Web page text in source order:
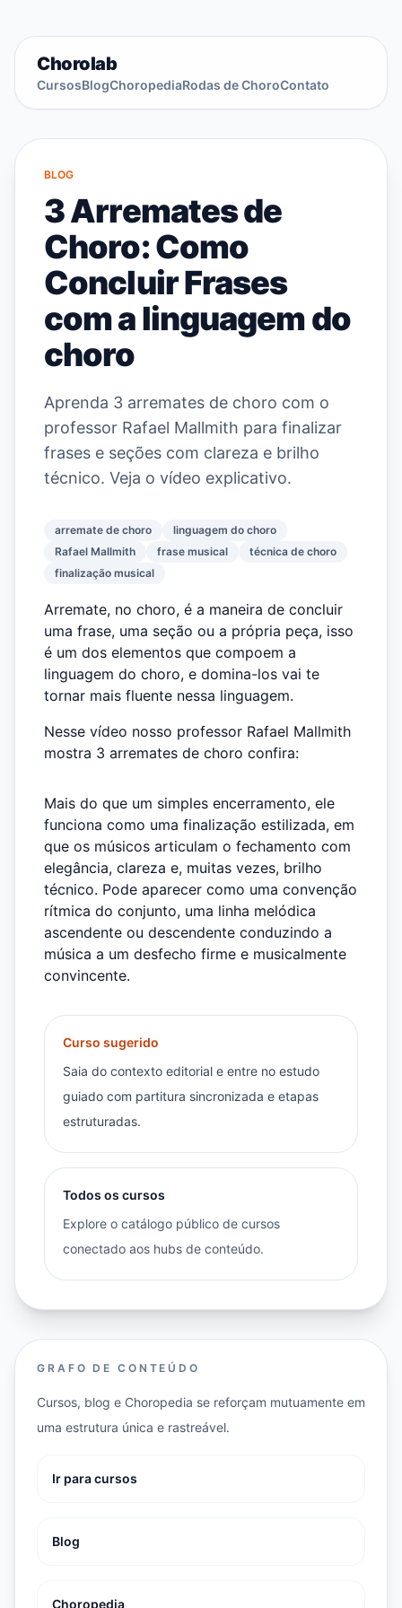
Chorolab
CursosBlogChoropediaRodas de ChoroContato
BLOG
3 Arremates de
Choro: Como
Concluir Frases
com a linguagem do
choro
Aprenda 3 arremates de choro com o
professor Rafael Mallmith para finalizar
frases e seções com clareza e brilho
técnico. Veja o vídeo explicativo.
arremate de choro
linguagem do choro
Rafael Mallmith
frase musical
técnica de choro
finalização musical
Arremate, no choro, é a maneira de concluir
uma frase, uma seção ou a própria peça, isso
é um dos elementos que compoem a
linguagem do choro, e domina-los vai te
tornar mais fluente nessa linguagem.
Nesse vídeo nosso professor Rafael Mallmith
mostra 3 arremates de choro confira:
Mais do que um simples encerramento, ele
funciona como uma finalização estilizada, em
que os músicos articulam o fechamento com
elegância, clareza e, muitas vezes, brilho
técnico. Pode aparecer como uma convenção
rítmica do conjunto, uma linha melódica
ascendente ou descendente conduzindo a
música a um desfecho firme e musicalmente
convincente.
Curso sugerido
Saia do contexto editorial e entre no estudo
guiado com partitura sincronizada e etapas
estruturadas.
Todos os cursos
Explore o catálogo público de cursos
conectado aos hubs de conteúdo.
GRAFO DE CONTEÚDO
Cursos, blog e Choropedia se reforçam mutuamente em
uma estrutura única e rastreável.
Ir para cursos
Blog
Choropedia